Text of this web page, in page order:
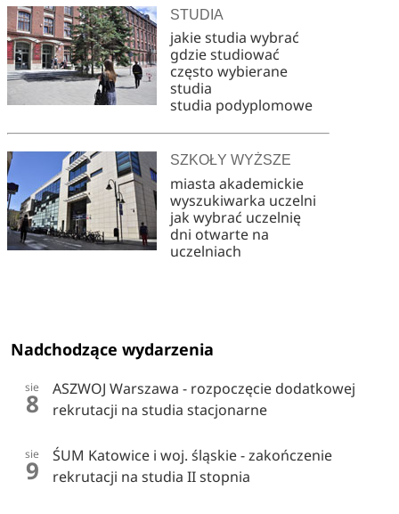
STUDIA
jakie studia wybrać
gdzie studiować
często wybierane
studia
studia podyplomowe
SZKOŁY WYŻSZE
miasta akademickie
wyszukiwarka uczelni
jak wybrać uczelnię
dni otwarte na
uczelniach
Nadchodzące wydarzenia
sie
8
ASZWOJ Warszawa - rozpoczęcie dodatkowej
rekrutacji na studia stacjonarne
sie
9
ŚUM Katowice i woj. śląskie - zakończenie
rekrutacji na studia II stopnia